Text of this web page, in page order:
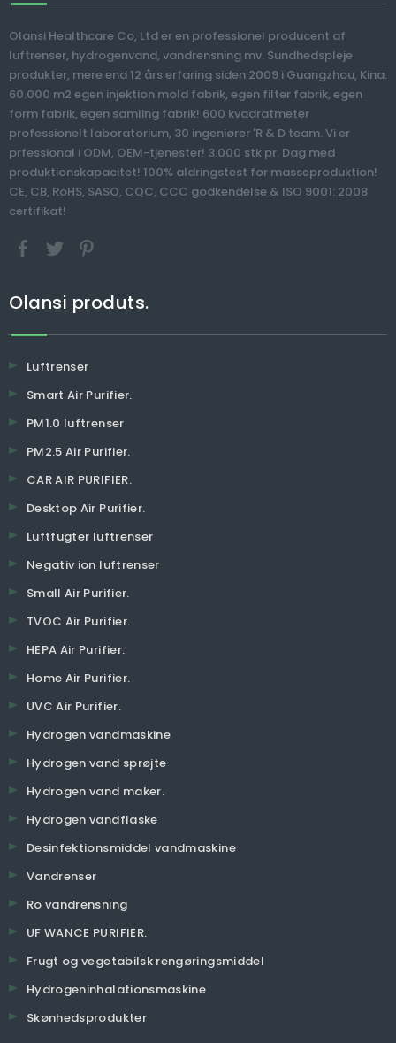
Olansi Healthcare Co, Ltd er en professionel producent af
luftrenser, hydrogenvand, vandrensning mv. Sundhedspleje
produkter, mere end 12 års erfaring siden 2009 i Guangzhou, Kina.
60.000 m2 egen injektion mold fabrik, egen filter fabrik, egen
form fabrik, egen samling fabrik! 600 kvadratmeter
professionelt laboratorium, 30 ingeniører 'R & D team. Vi er
prfessional i ODM, OEM-tjenester! 3.000 stk pr. Dag med
produktionskapacitet! 100% aldringstest for masseproduktion!
CE, CB, RoHS, SASO, CQC, CCC godkendelse & ISO 9001: 2008
certifikat!
Olansi produts.
Luftrenser
Smart Air Purifier.
PM1.0 luftrenser
PM2.5 Air Purifier.
CAR AIR PURIFIER.
Desktop Air Purifier.
Luftfugter luftrenser
Negativ ion luftrenser
Small Air Purifier.
TVOC Air Purifier.
HEPA Air Purifier.
Home Air Purifier.
UVC Air Purifier.
Hydrogen vandmaskine
Hydrogen vand sprøjte
Hydrogen vand maker.
Hydrogen vandflaske
Desinfektionsmiddel vandmaskine
Vandrenser
Ro vandrensning
UF WANCE PURIFIER.
Frugt og vegetabilsk rengøringsmiddel
Hydrogeninhalationsmaskine
Skønhedsprodukter